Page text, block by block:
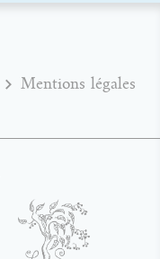
Mentions légales